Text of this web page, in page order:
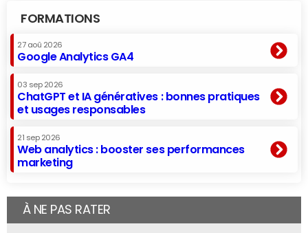
FORMATIONS
27 aoû 2026
Google Analytics GA4
03 sep 2026
ChatGPT et IA génératives : bonnes pratiques
et usages responsables
21 sep 2026
Web analytics : booster ses performances
marketing
À NE PAS RATER